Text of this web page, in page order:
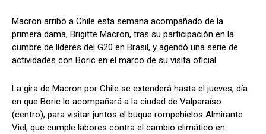
Macron arribó a Chile esta semana acompañado de la
primera dama, Brigitte Macron, tras su participación en la
cumbre de líderes del G20 en Brasil, y agendó una serie de
actividades con Boric en el marco de su visita oficial.
La gira de Macron por Chile se extenderá hasta el jueves, día
en que Boric lo acompañará a la ciudad de Valparaíso
(centro), para visitar juntos el buque rompehielos Almirante
Viel, que cumple labores contra el cambio climático en